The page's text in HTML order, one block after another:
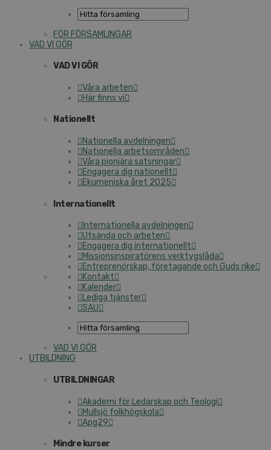
FÖR FÖRSAMLINGAR
VAD VI GÖR
VAD VI GÖR
Våra arbeten
Här finns vi
Nationellt
Nationella avdelningen
Nationella arbetsområden
Våra pionjära satsningar
Engagera dig nationellt
Ekumeniska året 2025
Internationellt
Internationella avdelningen
Utsända och arbeten
Engagera dig internationellt
Missionsinspiratörens verktygslåda
Entreprenörskap, företagande och Guds rike
Kontakt
Kalender
Lediga tjänster
SAU
VAD VI GÖR
UTBILDNING
UTBILDNINGAR
Akademi för Ledarskap och Teologi
Mullsjö folkhögskola
Apg29
Mindre kurser